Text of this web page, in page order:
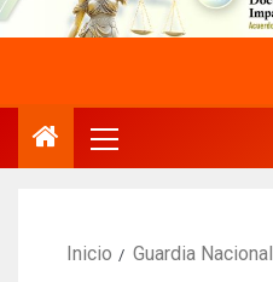
Inicio Guardia Nacional